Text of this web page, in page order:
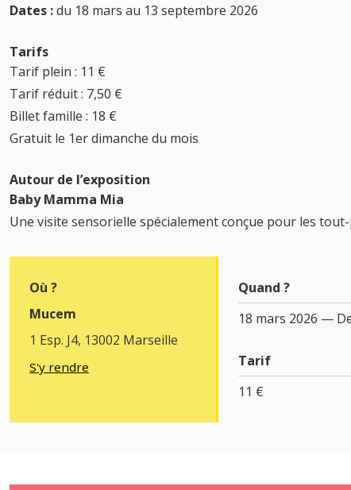
Dates :du 18 mars au 13 septembre 2026
Tarifs
Tarif plein : 11 €
Tarif réduit : 7,50 €
Billet famille : 18 €
Gratuit le 1er dimanche du mois
Autour de l’exposition
Baby Mamma Mia
Une visite sensorielle spécialement conçue pour les
Où ?
Mucem
1 Esp. J4, 13002 Marseille
S'y rendre
Quand ?
18 mars 2026 —
Tarif
11 €